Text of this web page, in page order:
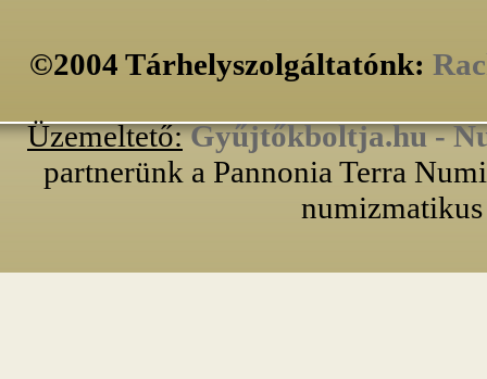
©2004 Tárhelyszolgáltatónk:
Üzemeltető: Gyűjtőkboltja.hu -
partnerünk a Pannonia Terra
numizmatikus